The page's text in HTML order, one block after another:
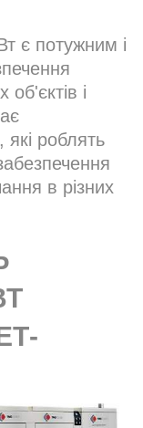
є потужним і
об'єктів і
роблять
в різних